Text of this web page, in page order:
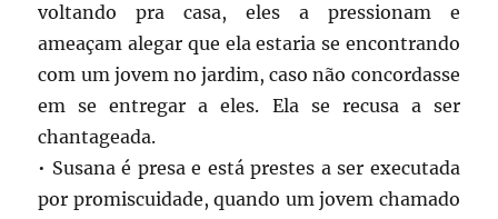
voltando pra casa, eles a pressionam e
ameaçam alegar que ela estaria se encontrando
com um jovem no jardim, caso não concordasse
em se entregar a eles. Ela se recusa a ser
chantageada.
• Susana é presa e está prestes a ser executada
por promiscuidade, quando um jovem chamado